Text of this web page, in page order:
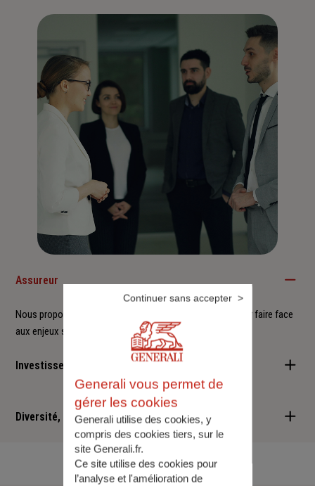
Assureur
Nous proposons à nos clients des solutions durables pour faire face
aux enjeux sociétaux et environnementaux.
Investisseur responsable
Nous sommes convaincus qu'il est possible d'allier performance
financière et retombées positives : cette vision est au cœur des
services que nous vous proposons.
Diversité, Equité, Inclusion
Nous faisons de la diversité, de l'équité et de l'inclusion un
engagement quotidien.
Generali vous permet de
gérer les cookies
Generali utilise des cookies, y
compris des cookies tiers, sur le
site Generali.fr.
Ce site utilise des cookies pour
l’analyse et l'amélioration de
Continuer sans accepter